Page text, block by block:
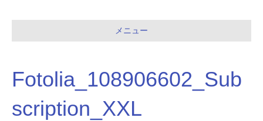
メニュー
Fotolia_108906602_Sub
scription_XXL